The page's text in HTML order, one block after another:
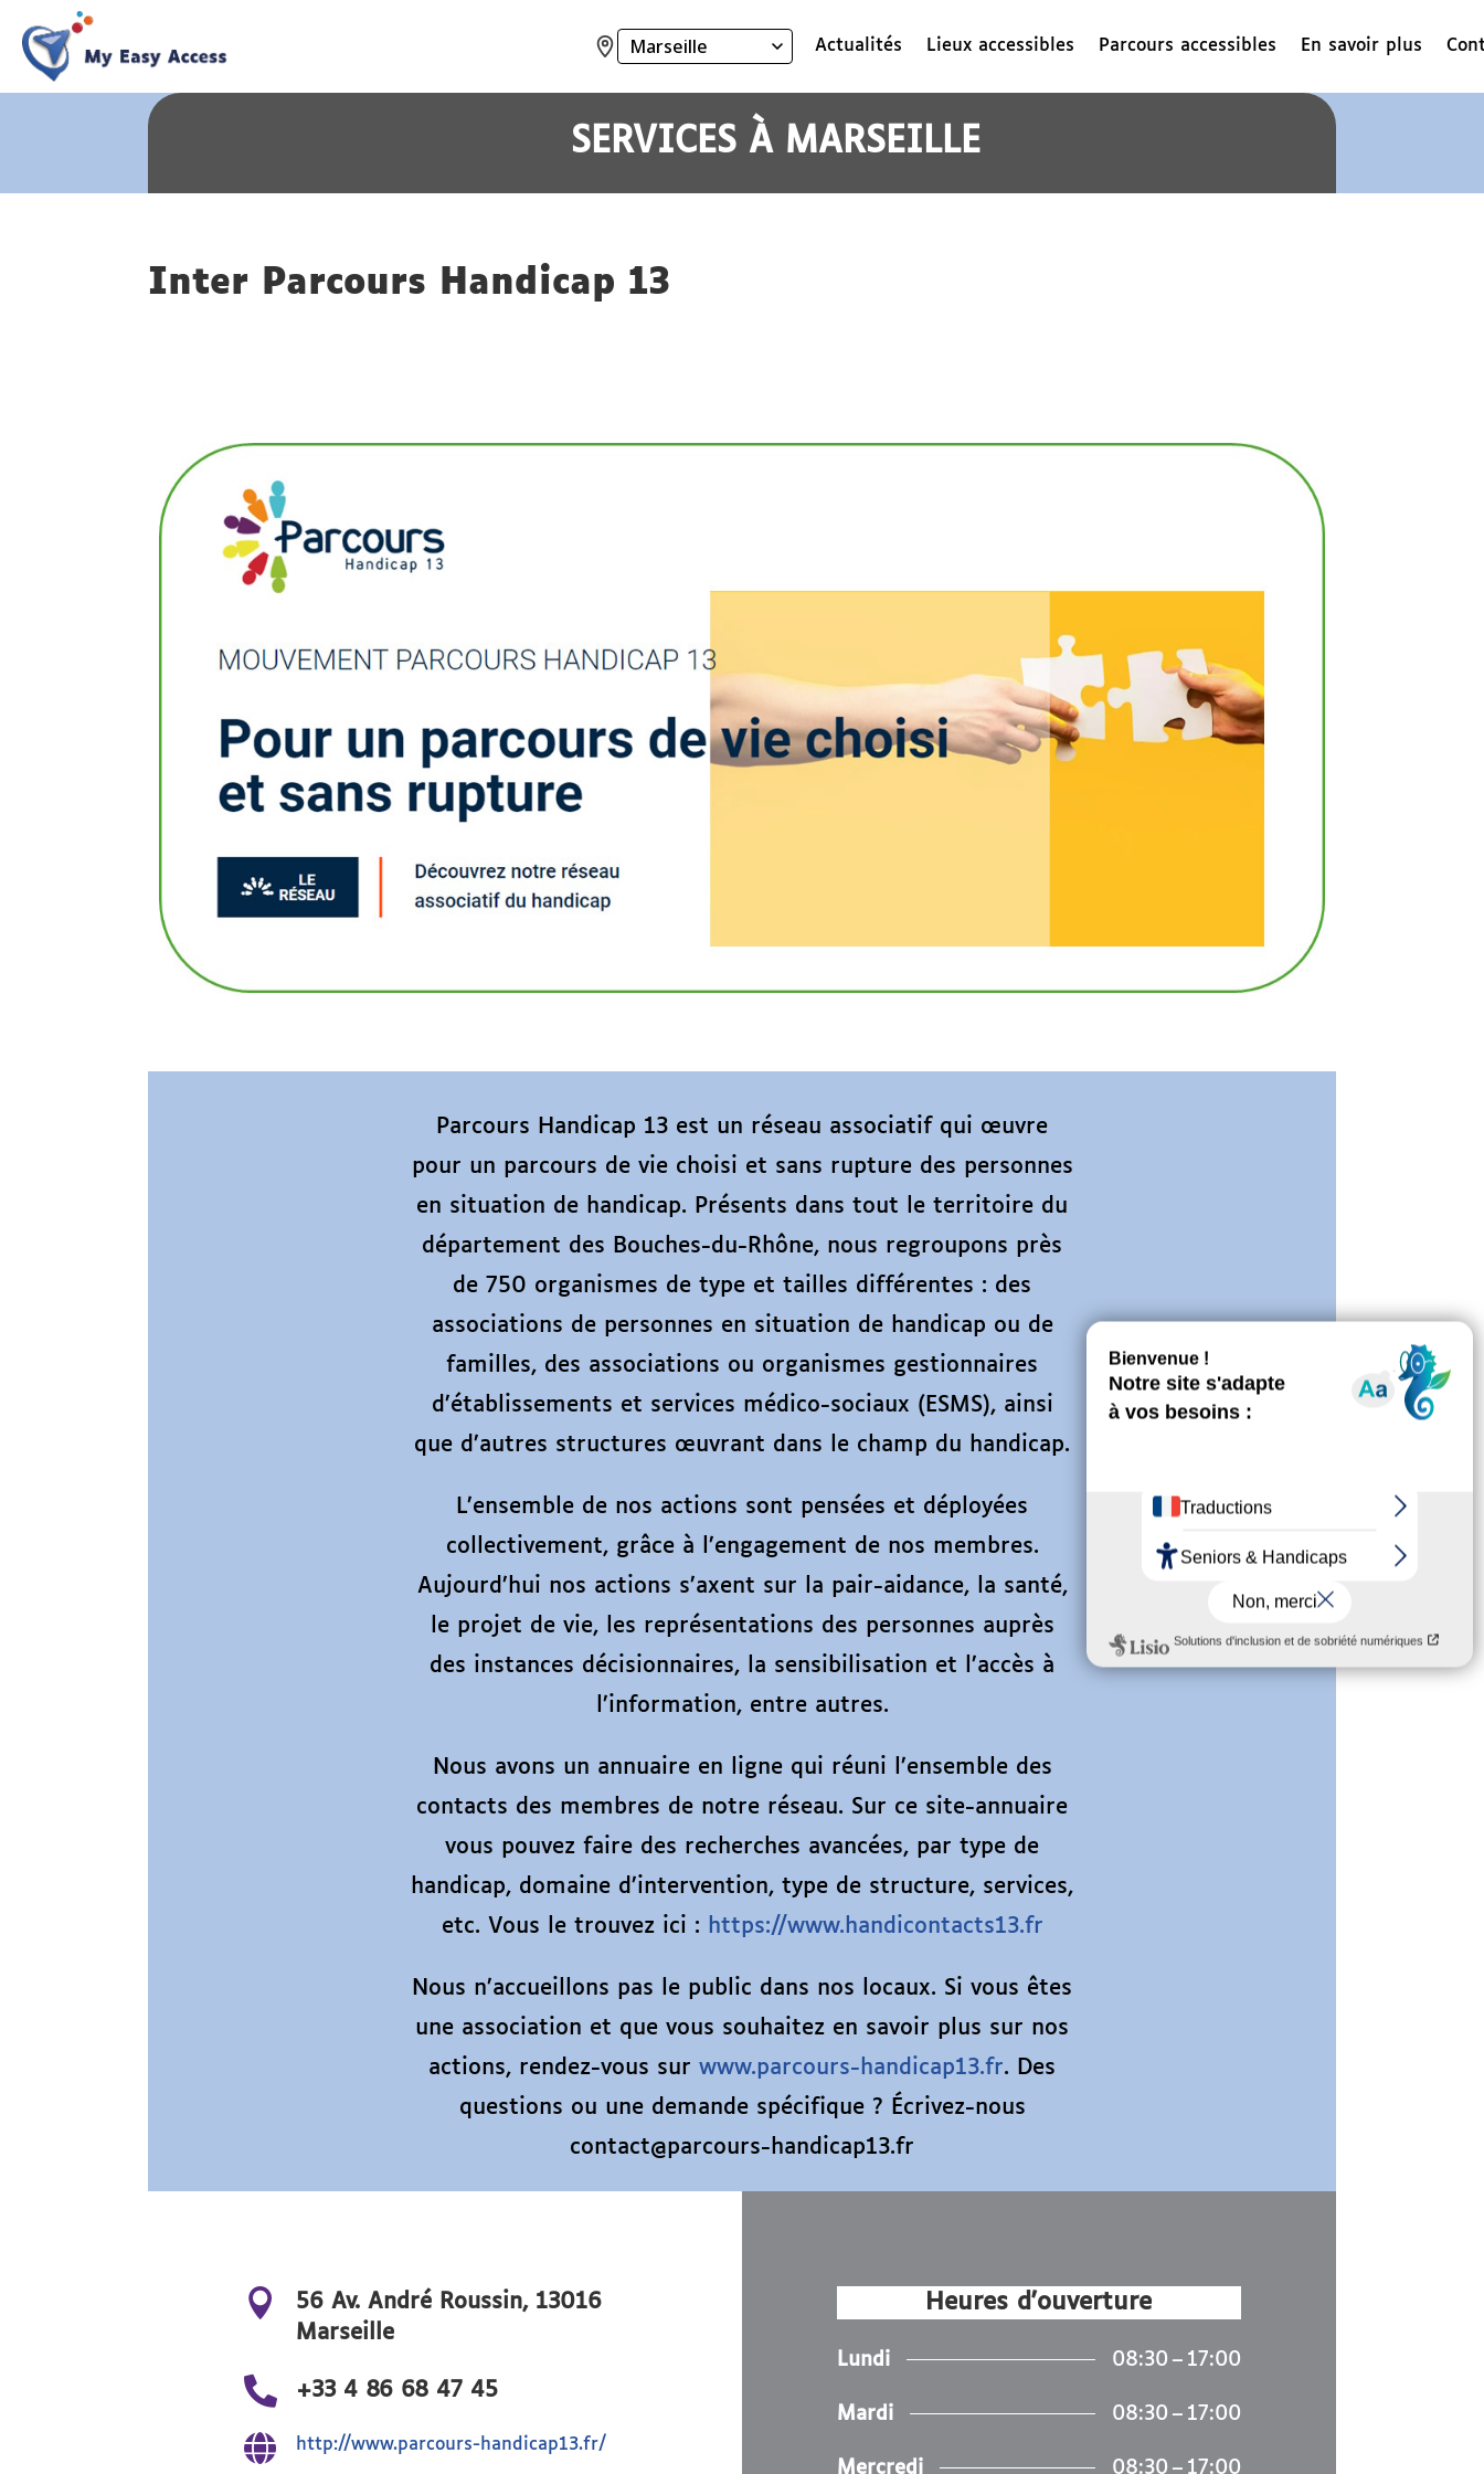
Ville
Actualités Lieux accessibles Parcours accessibles En savoir plus
SERVICES ÀMARSEILLE
Inter Parcours Handicap 13
Parcours Handicap 13 est un réseau associatif qui œuvre
pour un parcours de vie choisi et sans rupture des personnes
en situation de handicap. Présents dans tout le territoire du
département des Bouches-du-Rhône, nous regroupons près
de 750 organismes de type et tailles différentes : des
associations de personnes en situation de handicap ou de
familles, des associations ou organismes gestionnaires
d’établissements et services médico-sociaux (ESMS), ainsi
que d’autres structures œuvrant dans le champ du handicap.
L’ensemble de nos actions sont pensées et déployées
collectivement, grâce à l’engagement de nos membres.
Aujourd’hui nos actions s’axent sur la pair-aidance, la santé,
le projet de vie, les représentations des personnes auprès
des instances décisionnaires, la sensibilisation et l’accès à
l’information, entre autres.
Nous avons un annuaire en ligne qui réuni l’ensemble des
contacts des membres de notre réseau. Sur ce site-annuaire
vous pouvez faire des recherches avancées, par type de
handicap, domaine d’intervention, type de structure, services,
etc. Vous le trouvez ici : https://www.handicontacts13.fr
Nous n’accueillons pas le public dans nos locaux. Si vous êtes
une association et que vous souhaitez en savoir plus sur nos
actions, rendez-vous sur www.parcours-handicap13.fr. Des
questions ou une demande spécifique ? Écrivez-nous
contact@parcours-handicap13.fr

56 Av. André Roussin, 13016
Marseille
 +33 4 86 68 47 45
 http://www.parcours-handicap13.fr/
Heures d'ouverture
Lundi 08:30 – 17:00
Mardi 08:30 – 17:00
Mercredi 08:30 – 17:00